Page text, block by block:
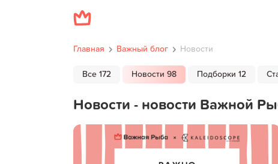
Главная Важный блог Новости
Все 172 Новости 98 Подборки 12
Новости - новости Важной